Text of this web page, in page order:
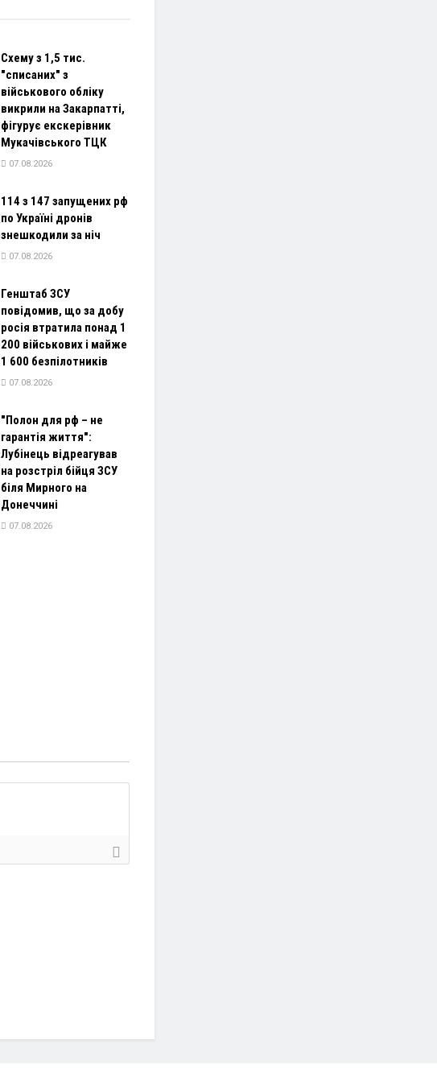
Схему з 1,5 тис.
"списаних" з
військового обліку
викрили на Закарпатті,
фігурує екскерівник
Мукачівського ТЦК
07.08.2026
114 з 147 запущених рф
по Україні дронів
знешкодили за ніч
07.08.2026
Генштаб ЗСУ
повідомив, що за добу
росія втратила понад 1
200 військових і майже
1 600 безпілотників
07.08.2026
"Полон для рф – не
гарантія життя":
Лубінець відреагував
на розстріл бійця ЗСУ
біля Мирного на
Донеччині
07.08.2026